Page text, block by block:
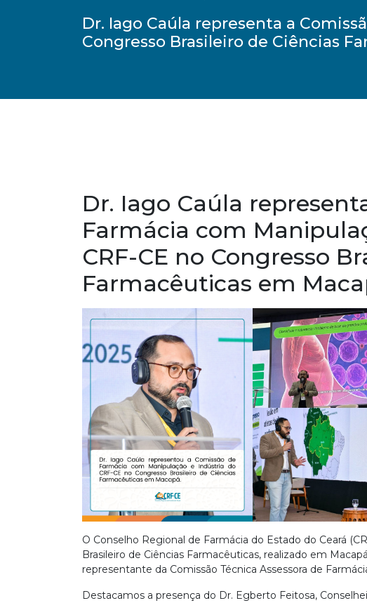
Dr. Iago Caúla representa a
Congresso Brasileiro de Ciências
Dr. Iago Caúla
Farmácia com
CRF-CE no Congresso
Farmacêuticas em
O Conselho Regional de Farmácia do Estado do Ceará
Brasileiro de Ciências Farmacêuticas, realizado em
representante da Comissão Técnica Assessora de
Destacamos a presença do Dr. Egberto Feitosa,